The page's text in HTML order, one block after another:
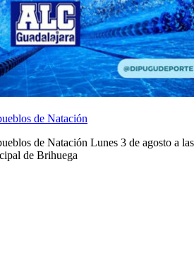
de Natación
de Natación Lunes 3 de agosto a las
de Brihuega